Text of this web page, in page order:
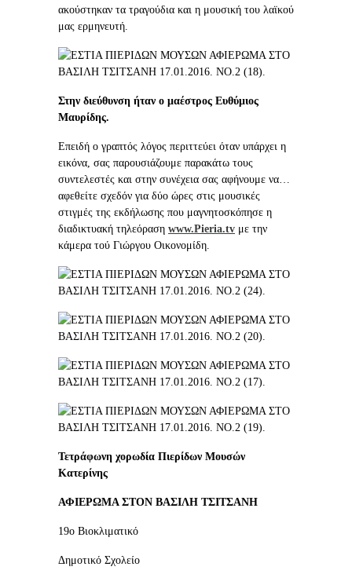
ακούστηκαν τα τραγούδια και η μουσική του λαϊκού
μας ερμηνευτή.
Στην διεύθυνση ήταν ο μαέστρος Ευθύμιος
Μαυρίδης.
Επειδή ο γραπτός λόγος περιττεύει όταν υπάρχει η
εικόνα, σας παρουσιάζουμε παρακάτω τους
συντελεστές και στην συνέχεια σας αφήνουμε να…
αφεθείτε σχεδόν για δύο ώρες στις μουσικές
στιγμές της εκδήλωσης που μαγνητοσκόπησε η
διαδικτυακή τηλεόραση www.Pieria.tv με την
κάμερα τού Γιώργου Οικονομίδη.
Τετράφωνη χορωδία Πιερίδων Μουσών
Κατερίνης
ΑΦΙΕΡΩΜΑ ΣΤΟΝ ΒΑΣΙΛΗ ΤΣΙΤΣΑΝΗ
19ο Βιοκλιματικό
Δημοτικό Σχολείο